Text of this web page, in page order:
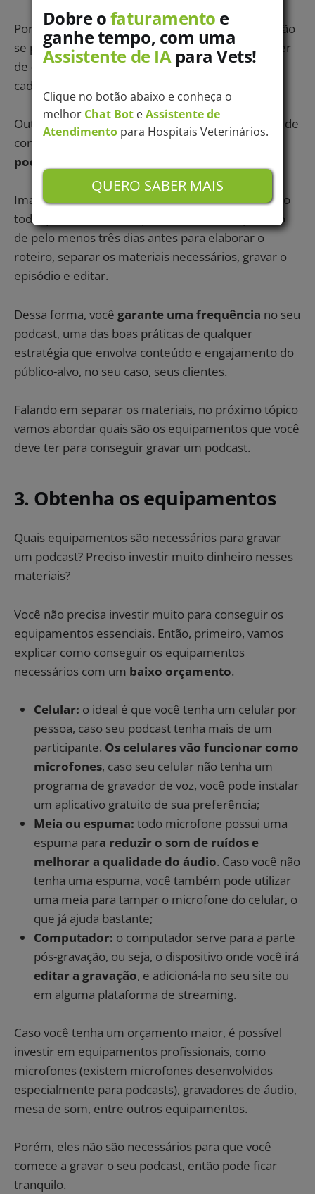
Porém, ter alguns pontos definidos te ajudam a não
se perder durante a discussão, ou não se esquecer
de
divulgar a sua clínica veterinária no final de
cada episódio.
Outra dica fundamental para o seu planejamento de
conteúdo, é definir um
calendário do seu
podcast
Imagine que você decidiu postar um novo episódio
toda quarta-feira. Você pode reservar um período
de pelo menos três dias antes para elaborar o
roteiro, separar os materiais necessários, gravar o
episódio e editar.
Dessa forma, você garante uma frequência no seu
podcast, uma das boas práticas de qualquer
estratégia que envolva conteúdo e engajamento do
público-alvo, no seu caso, seus clientes.
Falando em separar os materiais, no próximo tópico
vamos abordar quais são os equipamentos que você
deve ter para conseguir gravar um podcast.
3. Obtenha os equipamentos
Quais equipamentos são necessários para gravar
um podcast? Preciso investir muito dinheiro nesses
materiais?
Você não precisa investir muito para conseguir os
equipamentos essenciais. Então, primeiro, vamos
explicar como conseguir os equipamentos
necessários com um baixo orçamento.
Celular: o ideal é que você tenha um celular por
pessoa, caso seu podcast tenha mais de um
participante. Os celulares vão funcionar como
microfones, caso seu celular não tenha um
programa de gravador de voz, você pode instalar
um aplicativo gratuito de sua preferência;
Meia ou espuma: todo microfone possui uma
espuma para reduzir o som de ruídos e
melhorar a qualidade do áudio. Caso você não
tenha uma espuma, você também pode utilizar
uma meia para tampar o microfone do celular, o
que já ajuda bastante;
Computador: o computador serve para a parte
pós-gravação, ou seja, o dispositivo onde você irá
editar a gravação, e adicioná-la no seu site ou
em alguma plataforma de streaming.
Caso você tenha um orçamento maior, é possível
investir em equipamentos profissionais, como
microfones (existem microfones desenvolvidos
especialmente para podcasts), gravadores de áudio,
mesa de som, entre outros equipamentos.
Porém, eles não são necessários para que você
comece a gravar o seu podcast, então pode ficar
tranquilo.
Dobre ofaturamento e
ganhe tempo, com uma
Assistente de IApara Vets!
Clique no botão abaixo e conheça o
melhor Chat BoteAssistente de
Atendimentopara Hospitais Veterinários.
QUERO SABER MAIS